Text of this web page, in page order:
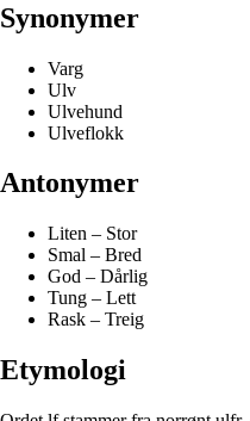
Synonymer
Varg
Ulv
Ulvehund
Ulveflokk
Antonymer
Liten – Stor
Smal – Bred
God – Dårlig
Tung – Lett
Rask – Treig
Etymologi